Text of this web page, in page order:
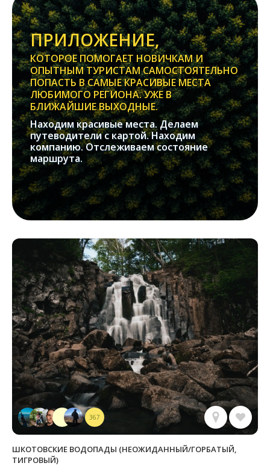
ПРИЛОЖЕНИЕ,
КОТОРОЕ ПОМОГАЕТ НОВИЧКАМ И
ОПЫТНЫМ ТУРИСТАМ САМОСТОЯТЕЛЬНО
ПОПАСТЬ В САМЫЕ КРАСИВЫЕ МЕСТА
ЛЮБИМОГО РЕГИОНА. УЖЕ В
БЛИЖАЙШИЕ ВЫХОДНЫЕ.
Находим красивые места. Делаем
путеводители с картой. Находим
компанию. Отслеживаем состояние
маршрута.
367
ШКОТОВСКИЕ ВОДОПАДЫ (НЕОЖИДАННЫЙ/ГОРБАТЫЙ,
ТИГРОВЫЙ)